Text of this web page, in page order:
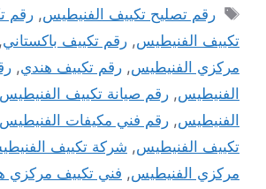
الوسوم
رقم تصليح تكييف الفنيطيس,رقم
تكييف الفنيطيس, رقم تكييف باكستاني,
مركزي الفنيطيس, رقم تكييف هندي,
الفنيطيس, رقم صيانة تكييف الفنيطيس
الفنيطيس, رقم فني مكيفات الفنيطيس
تكييف الفنيطيس, شركة تكييف
مركزي الفنيطيس, فني تكييف مركزي